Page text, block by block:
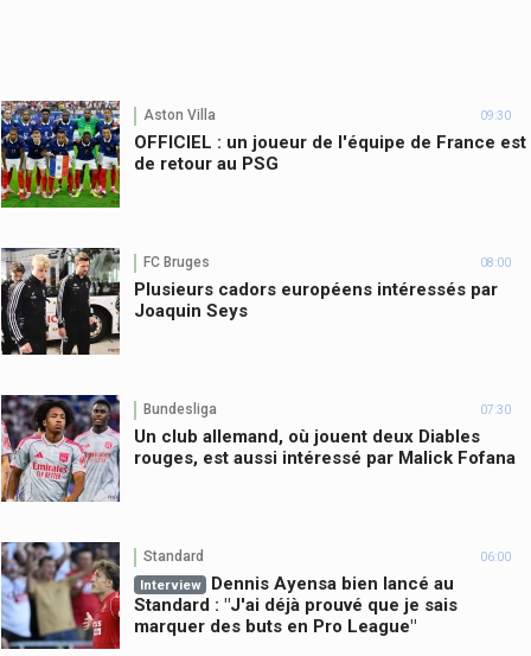
Aston Villa 09:30
OFFICIEL : un joueur de l'équipe de France est
de retour au PSG
FC Bruges 08:00
Plusieurs cadors européens intéressés par
Joaquin Seys
Bundesliga 07:30
Un club allemand, où jouent deux Diables
rouges, est aussi intéressé par Malick Fofana
Standard 06:00
Interview
Dennis Ayensa bien lancé au
Standard : "J'ai déjà prouvé que je sais
marquer des buts en Pro League"